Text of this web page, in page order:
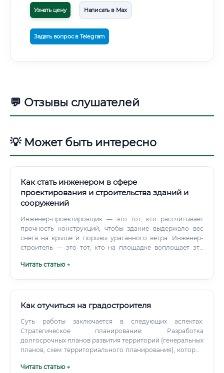
Узнать цену Написать в Max
Задать вопрос в Telegram
💬 Отзывы слушателей
💡 Может быть интересно
Как стать инженером в сфере
проектирования и строительства зданий и
сооружений
Инженер-проектировщик — это тот, кто рассчитывает
прочность конструкций, чтобы здание выдержало вес
снега на крыше и порывы ураганного ветра. Инженер-
строитель — это тот, кто на площадке воплощает эти
котлована до монтажа последней балки.
Читать статью →
Как отучиться на градостроителя
Суть работы заключается в следующих аспектах:
Стратегическое планирование: Разработка
долгосрочных планов развития территорий (генеральных
планов, схем территориального планирования), которые
Пространственный анализ: Глубокое изучение
Читать статью →